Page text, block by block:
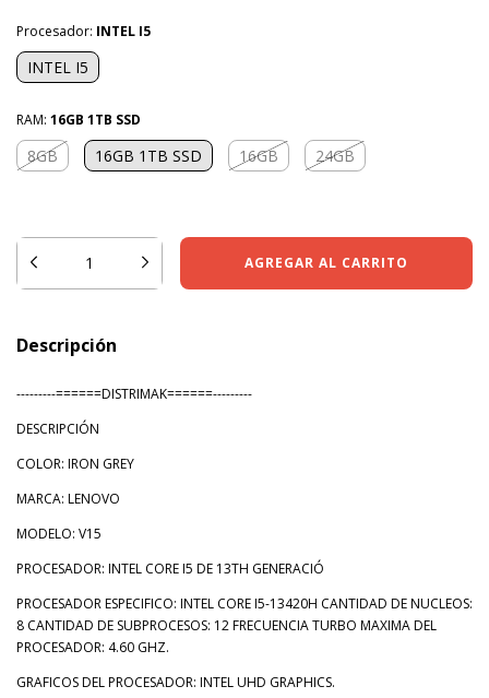
Procesador: INTEL I5
INTEL I5
RAM: 16GB 1TB SSD
8GB 16GB 1TB SSD 16GB 24GB
Descripción
---------======DISTRIMAK======---------
DESCRIPCIÓN
COLOR: IRON GREY
MARCA: LENOVO
MODELO: V15
PROCESADOR: INTEL CORE I5 DE 13TH GENERACIÓ
PROCESADOR ESPECIFICO: INTEL CORE I5-13420H CANTIDAD DE NUCLEOS:
8 CANTIDAD DE SUBPROCESOS: 12 FRECUENCIA TURBO MAXIMA DEL
PROCESADOR: 4.60 GHZ.
GRAFICOS DEL PROCESADOR: INTEL UHD GRAPHICS.